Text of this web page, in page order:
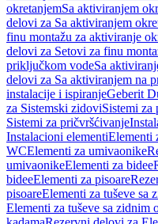
okretanjemSa aktiviranjem
delovi za Sa aktiviranjem
finu montažu za aktiviranje
delovi za Setovi za finu
priključkom vodeSa
delovi za Sa aktiviranjem na
instalacije i ispiranjeGeberit
za Sistemski zidoviSistemi za
Sistemi za pričvršćivanje
Instalacioni elementiElementi
WCElementi za umivaonike
umivaonikeElementi za bidee
bideeElementi za pisoare
pisoareElementi za tuševe sa
Elementi za tuševe sa zidnim